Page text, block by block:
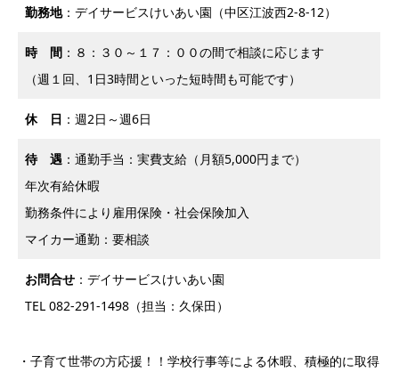
勤務地：デイサービスけいあい園（中区江波西2-8-12）
時 間 ：８：３０～１７：００の間で相談に応じます
（週１回、1日3時間といった短時間も可能です）
休 日 ：週2日～週6日
待 遇 ：通勤手当：実費支給（月額5,000円まで）
年次有給休暇
勤務条件により雇用保険・社会保険加入
マイカー通勤：要相談
お問合せ ：デイサービスけいあい園
TEL 082-291-1498（担当：久保田）
・子育て世帯の方応援！！学校行事等による休暇、積極的に取得